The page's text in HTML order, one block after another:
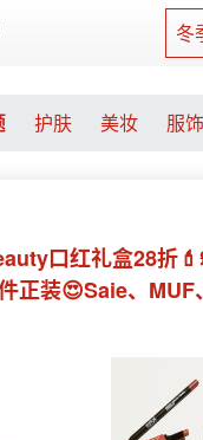
冬
护肤 美妆 服饰
口红礼盒28折
正装😍Saie、